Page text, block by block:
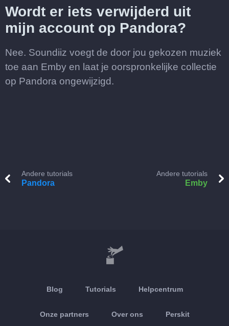
Wordt er iets verwijderd uit
mijn account op Pandora?
Nee. Soundiiz voegt de door jou gekozen muziek
toe aan Emby en laat je oorspronkelijke collectie
op Pandora ongewijzigd.
Andere tutorials
Pandora
Andere tutorials
Emby
Blog Tutorials Helpcentrum
Onze partners Over ons Perskit